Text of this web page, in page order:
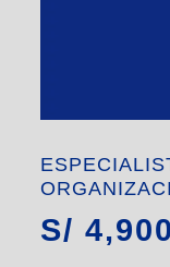
S/ 4,900